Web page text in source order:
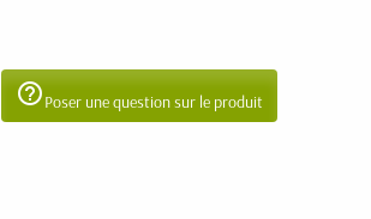
help_outlinePoser une question sur le produit